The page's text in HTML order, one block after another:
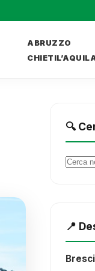
ABRUZZO
CHIETI
🔍
Cerca:
📍